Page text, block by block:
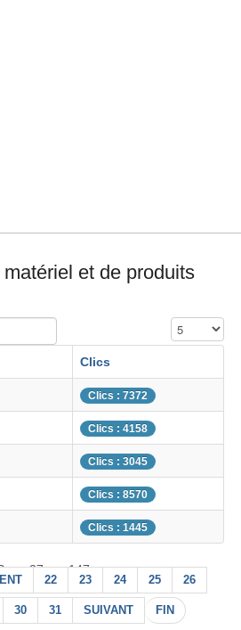
et de produits
Affichage #
Clics
Clics : 7372
Clics : 4158
Clics : 3045
Clics : 8570
Clics : 1445
27 sur 147
22 23 24 25 26
30 31 SUIVANT FIN